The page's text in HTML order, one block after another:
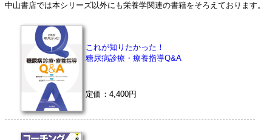
中山書店では本シリーズ以外にも栄養学関連の書籍をそろえております。
これが知りたかった！
糖尿病診療・療養指導Q&A
定価：4,400円